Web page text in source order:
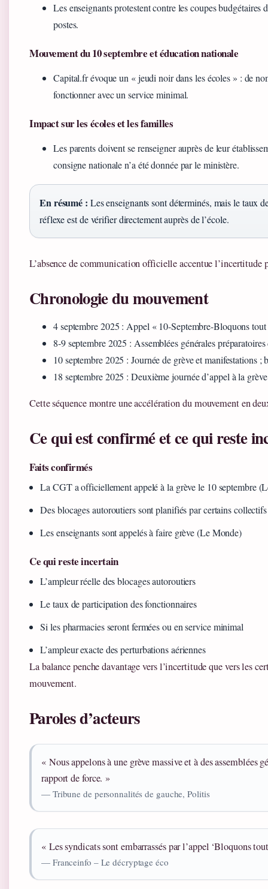
Les enseignants protestent contre les coupes budgétaires
postes.
Mouvement du 10 septembre et éducation nationale
Capital.fr évoque un « jeudi noir dans les écoles » : de
fonctionner avec un service minimal.
Impact sur les écoles et les familles
Les parents doivent se renseigner auprès de leur
consigne nationale n’a été donnée par le ministère.
En résumé : Les enseignants sont déterminés, mais le taux
réflexe est de vérifier directement auprès de l’école.
L’absence de communication officielle accentue l’incertitude
Chronologie du mouvement
4 septembre 2025 : Appel « 10-Septembre-Bloquons
8‑9 septembre 2025 : Assemblées générales
10 septembre 2025 : Journée de grève et manifestations
18 septembre 2025 : Deuxième journée d’appel à la
Cette séquence montre une accélération du mouvement en
Ce qui est confirmé et ce qui reste
Faits confirmés
La CGT a officiellement appelé à la grève le 10 septembre
Des blocages autoroutiers sont planifiés par certains
Les enseignants sont appelés à faire grève (Le Monde)
Ce qui reste incertain
L’ampleur réelle des blocages autoroutiers
Le taux de participation des fonctionnaires
Si les pharmacies seront fermées ou en service minimal
L’ampleur exacte des perturbations aériennes
La balance penche davantage vers l’incertitude que vers les
mouvement.
Paroles d’acteurs
« Nous appelons à une grève massive et à des assemblées
rapport de force. »
— Tribune de personnalités de gauche, Politis
« Les syndicats sont embarrassés par l’appel ‘Bloquons
— Franceinfo – Le décryptage éco